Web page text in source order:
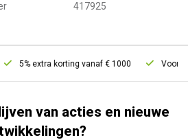
417925
5% extra korting vanaf € 1000 Voor
van acties en nieuwe